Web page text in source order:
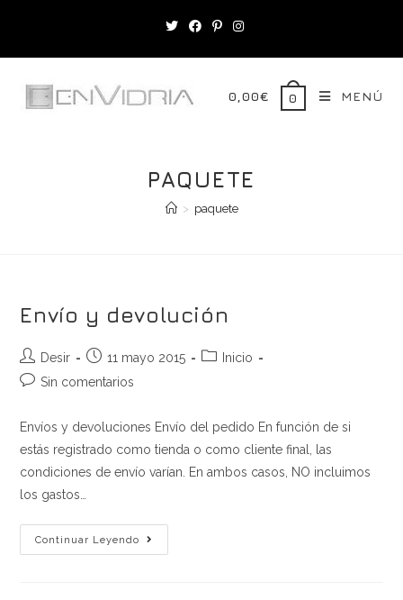
contenido
0,00€ 0 MENÚ
PAQUETE
> paquete
Envío y devolución
Autor
de
Desir
Publicación
11 mayo 2015
Categoría
Inicio
Comentarios
entrada:
Sin comentarios
Envíos y devoluciones Envío del pedido En función de si
estás registrado como tienda o como cliente final, las
condiciones de envío varían. En ambos casos, NO incluimos
los gastos…
Continuar Leyendo
Envío
Y